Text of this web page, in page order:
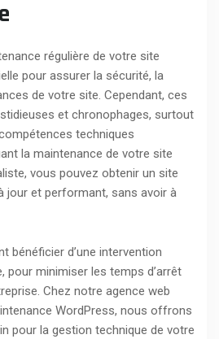
régulière de votre site
pour assurer la sécurité, la
de votre site. Cependant, ces
et chronophages, surtout
techniques
la maintenance de votre site
vous pouvez obtenir un site
jour et performant, sans avoir à
bénéficier d’une intervention
pour minimiser les temps d’arrêt
Chez notre agence web
WordPress, nous offrons
pour la gestion technique de votre